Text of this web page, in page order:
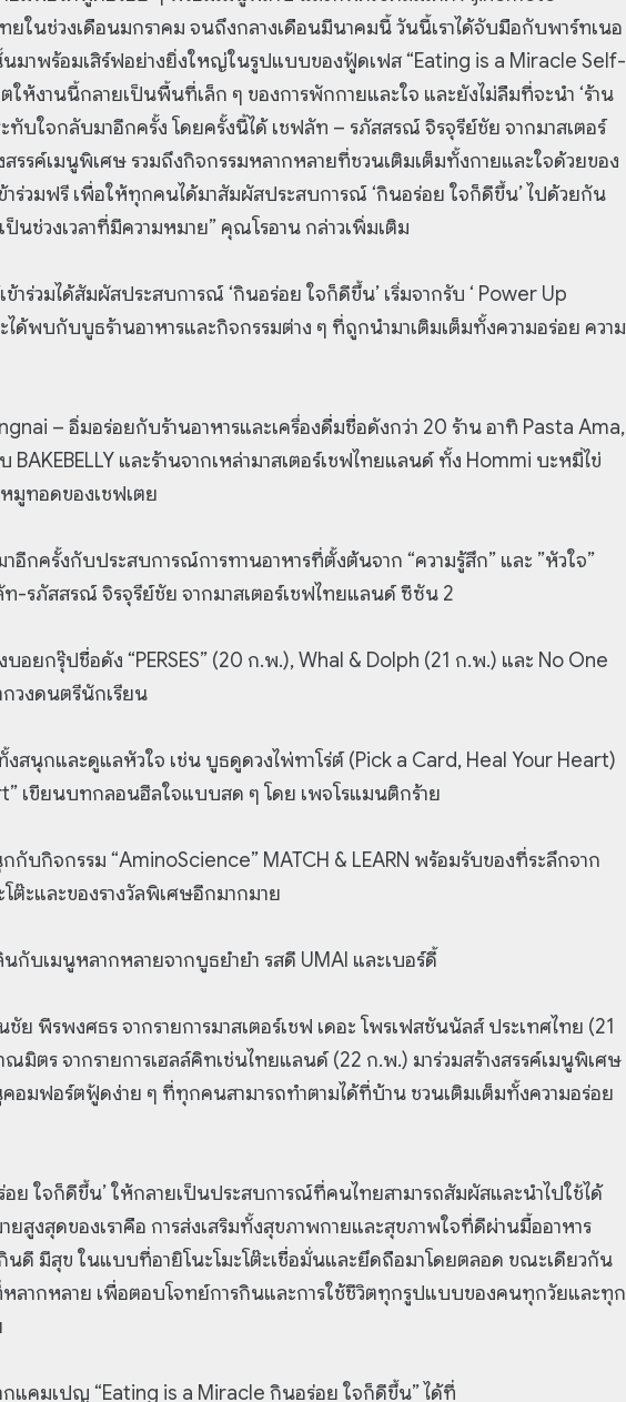
ในช่วงเดือนมกราคม จนถึงกลางเดือนมีนาคมนี้ วันนี้เราได้จับมือกับพาร์ทเนอ
มาพร้อมเสิร์ฟอย่างยิ่งใหญ่ในรูปแบบของฟู้ดเฟส “Eating is a Miracle Self-
ให้งานนี้กลายเป็นพื้นที่เล็ก ๆ ของการพักกายและใจ และยังไม่ลืมที่จะนำ ‘ร้าน
ทับใจกลับมาอีกครั้ง โดยครั้งนี้ได้ เชฟลัท – รภัสสรณ์ จิรจุรีย์ชัย จากมาสเตอร์
รรค์เมนูพิเศษ รวมถึงกิจกรรมหลากหลายที่ชวนเติมเต็มทั้งกายและใจด้วยของ
ร่วมฟรี เพื่อให้ทุกคนได้มาสัมผัสประสบการณ์ ‘กินอร่อย ใจก็ดีขึ้น’ ไปด้วยกัน
ป็นช่วงเวลาที่มีความหมาย” คุณโรอาน กล่าวเพิ่มเติม
ร่วมได้สัมผัสประสบการณ์ ‘กินอร่อย ใจก็ดีขึ้น’ เริ่มจากรับ ‘ Power Up
ได้พบกับบูธร้านอาหารและกิจกรรมต่าง ๆ ที่ถูกนำมาเติมเต็มทั้งความอร่อย ความ
– อิ่มอร่อยกับร้านอาหารและเครื่องดื่มชื่อดังกว่า 20 ร้าน อาทิ Pasta Ama,
และร้านจากเหล่ามาสเตอร์เชฟไทยแลนด์ ทั้ง Hommi บะหมี่ไข่
มูทอดของเชฟเตย
อีกครั้งกับประสบการณ์การทานอาหารที่ตั้งต้นจาก “ความรู้สึก” และ ”หัวใจ”
-รภัสสรณ์ จิรจุรีย์ชัย จากมาสเตอร์เชฟไทยแลนด์ ซีซัน 2
ยกรุ๊ปชื่อดัง “PERSES” (20 ก.พ.), Whal & Dolph (21 ก.พ.) และ No One
วงดนตรีนักเรียน
สนุกและดูแลหัวใจ เช่น บูธดูดวงไพ่ทาโร่ต์ (Pick a Card, Heal Your Heart)
เขียนบทกลอนฮีลใจแบบสด ๆ โดย เพจโรแมนติกร้าย
บกิจกรรม “AminoScience” MATCH & LEARN พร้อมรับของที่ระลึกจาก
ต๊ะและของรางวัลพิเศษอีกมากมาย
กับเมนูหลากหลายจากบูธยำยำ รสดี UMAI และเบอร์ดี้
พีรพงศธร จากรายการมาสเตอร์เชฟ เดอะ โพรเฟสชันนัลส์ ประเทศไทย (21
มิตร จากรายการเฮลล์คิทเช่นไทยแลนด์ (22 ก.พ.) มาร่วมสร้างสรรค์เมนูพิเศษ
อมฟอร์ตฟู้ดง่าย ๆ ที่ทุกคนสามารถทำตามได้ที่บ้าน ชวนเติมเต็มทั้งความอร่อย
ย ใจก็ดีขึ้น’ ให้กลายเป็นประสบการณ์ที่คนไทยสามารถสัมผัสและนำไปใช้ได้
ยสูงสุดของเราคือ การส่งเสริมทั้งสุขภาพกายและสุขภาพใจที่ดีผ่านมื้ออาหาร
ดี มีสุข ในแบบที่อายิโนะโมะโต๊ะเชื่อมั่นและยึดถือมาโดยตลอด ขณะเดียวกัน
ากหลาย เพื่อตอบโจทย์การกินและการใช้ชีวิตทุกรูปแบบของคนทุกวัยและทุก
กแคมเปญ “Eating is a Miracle กินอร่อย ใจก็ดีขึ้น” ได้ที่